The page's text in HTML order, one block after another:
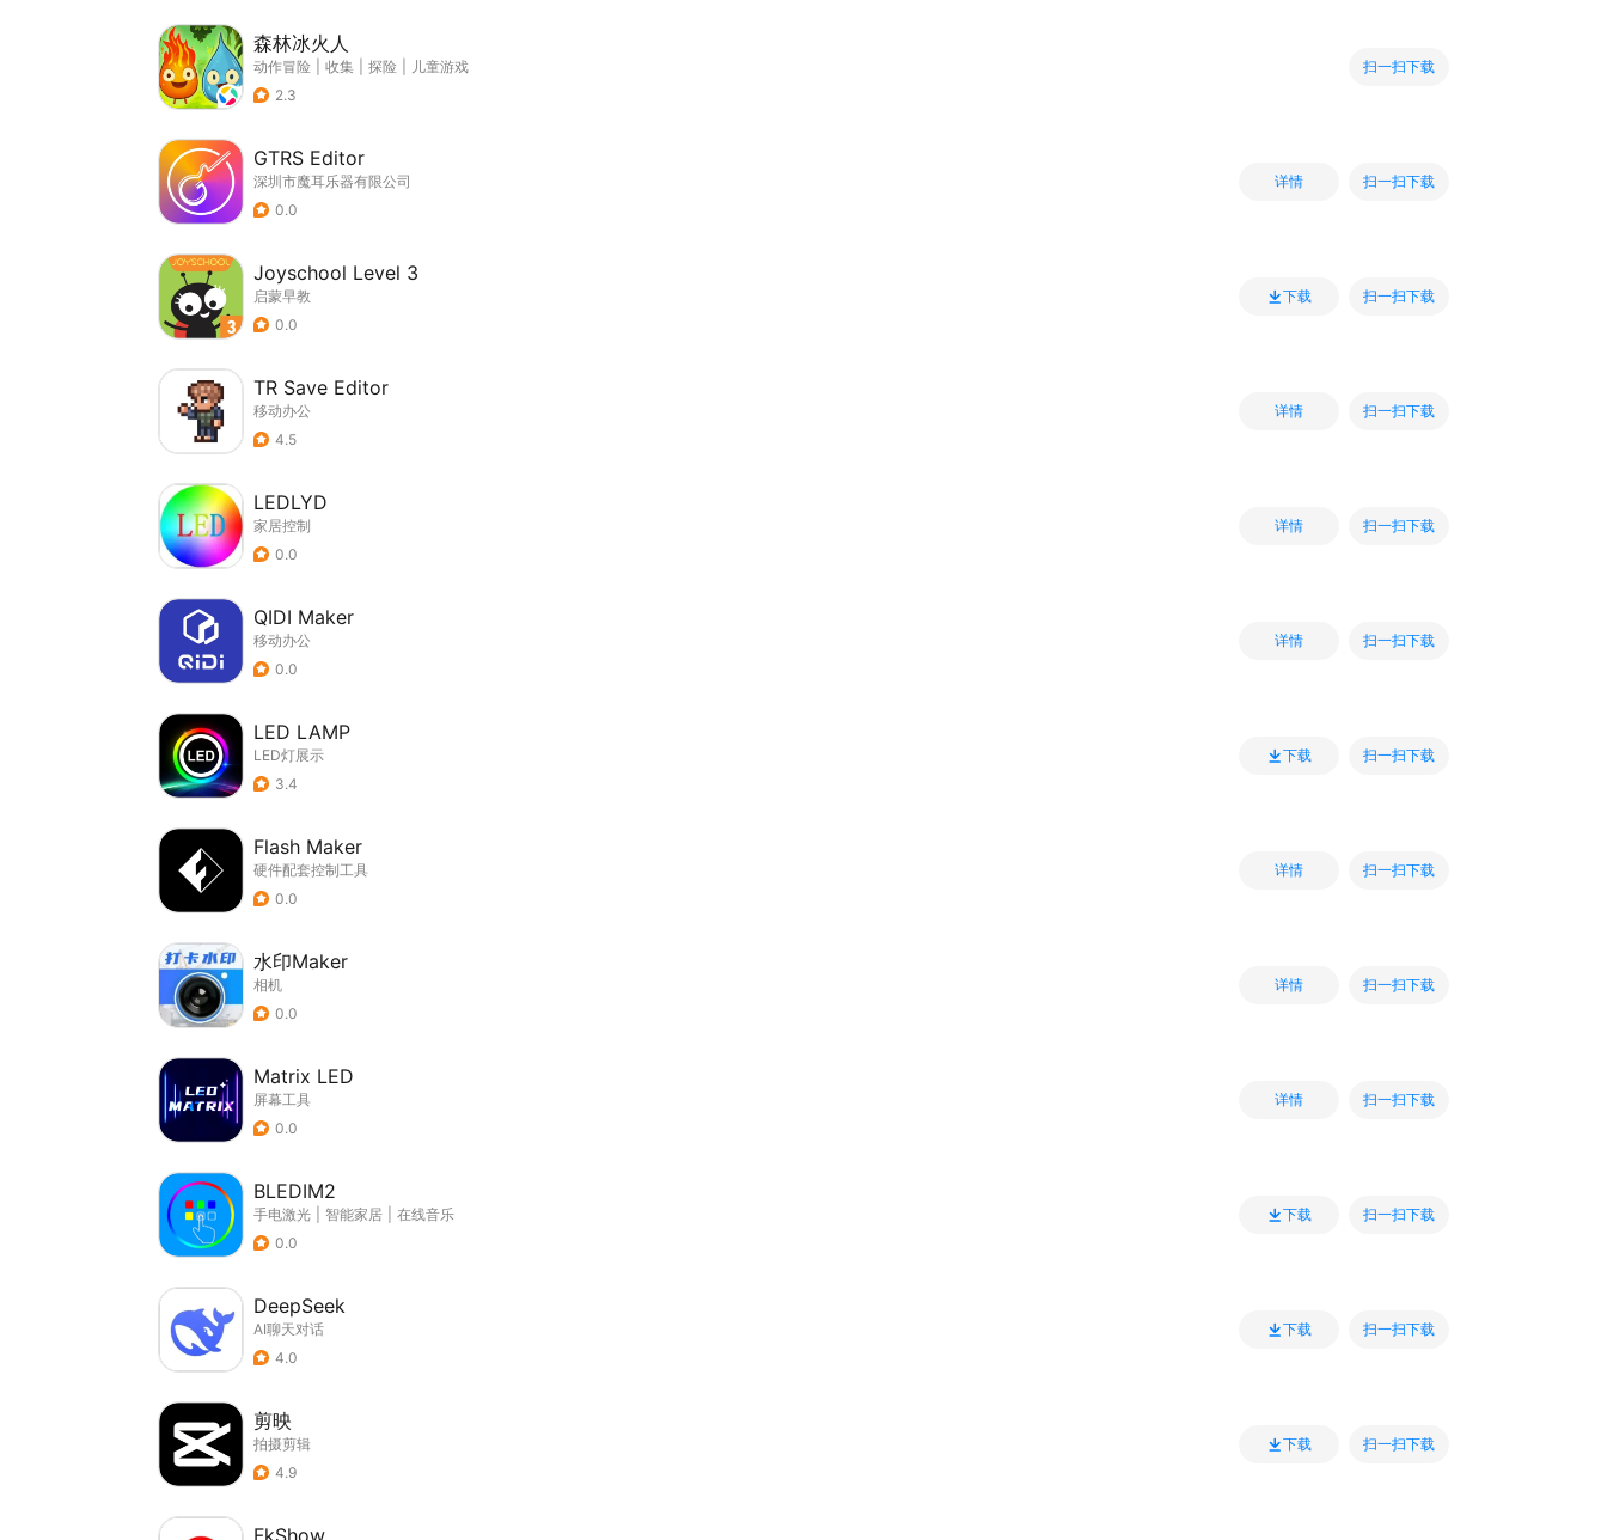
森林冰火人
动作冒险 收集 探险
儿童游戏
2.3
扫一扫下载
GTRS Editor
深圳市魔耳乐器有限公司
0.0
详情 扫一扫下载
Joyschool Level 3
启蒙早教
0.0
下载 扫一扫下载
TR Save Editor
移动办公
4.5
详情 扫一扫下载
LEDLYD
家居控制
0.0
详情 扫一扫下载
QIDI Maker
移动办公
0.0
详情 扫一扫下载
LED LAMP
LED灯展示
3.4
下载 扫一扫下载
Flash Maker
硬件配套控制工具
0.0
详情 扫一扫下载
水印Maker
相机
0.0
详情 扫一扫下载
Matrix LED
屏幕工具
0.0
详情 扫一扫下载
BLEDIM2
手电激光 智能家居
在线音乐
0.0
下载 扫一扫下载
DeepSeek
AI聊天对话
4.0
下载 扫一扫下载
剪映
拍摄剪辑
4.9
下载 扫一扫下载
FkShow